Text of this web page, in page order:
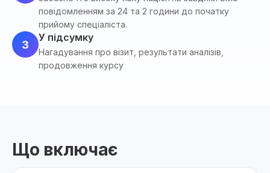
повідомленням за 24 та 2 години до початку
прийому спеціаліста.
3
У підсумку
Нагадування про візит, результати аналізів,
продовження курсу
Що включає